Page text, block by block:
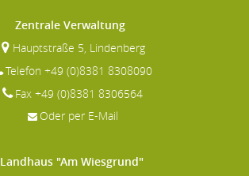
Zentrale Verwaltung
Hauptstraße 5, Lindenberg
Telefon +49 (0)8381 8308090
Fax +49 (0)8381 8306564
Oder per E-Mail
Landhaus "Am Wiesgrund"